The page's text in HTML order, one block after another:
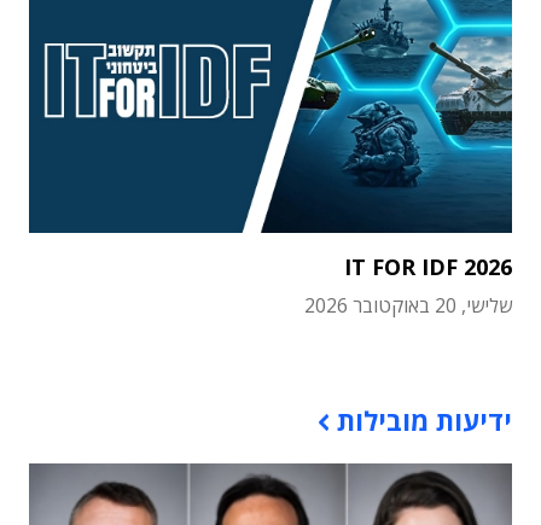
IT FOR IDF 2026
שלישי, 20 באוקטובר 2026
ידיעות מובילות